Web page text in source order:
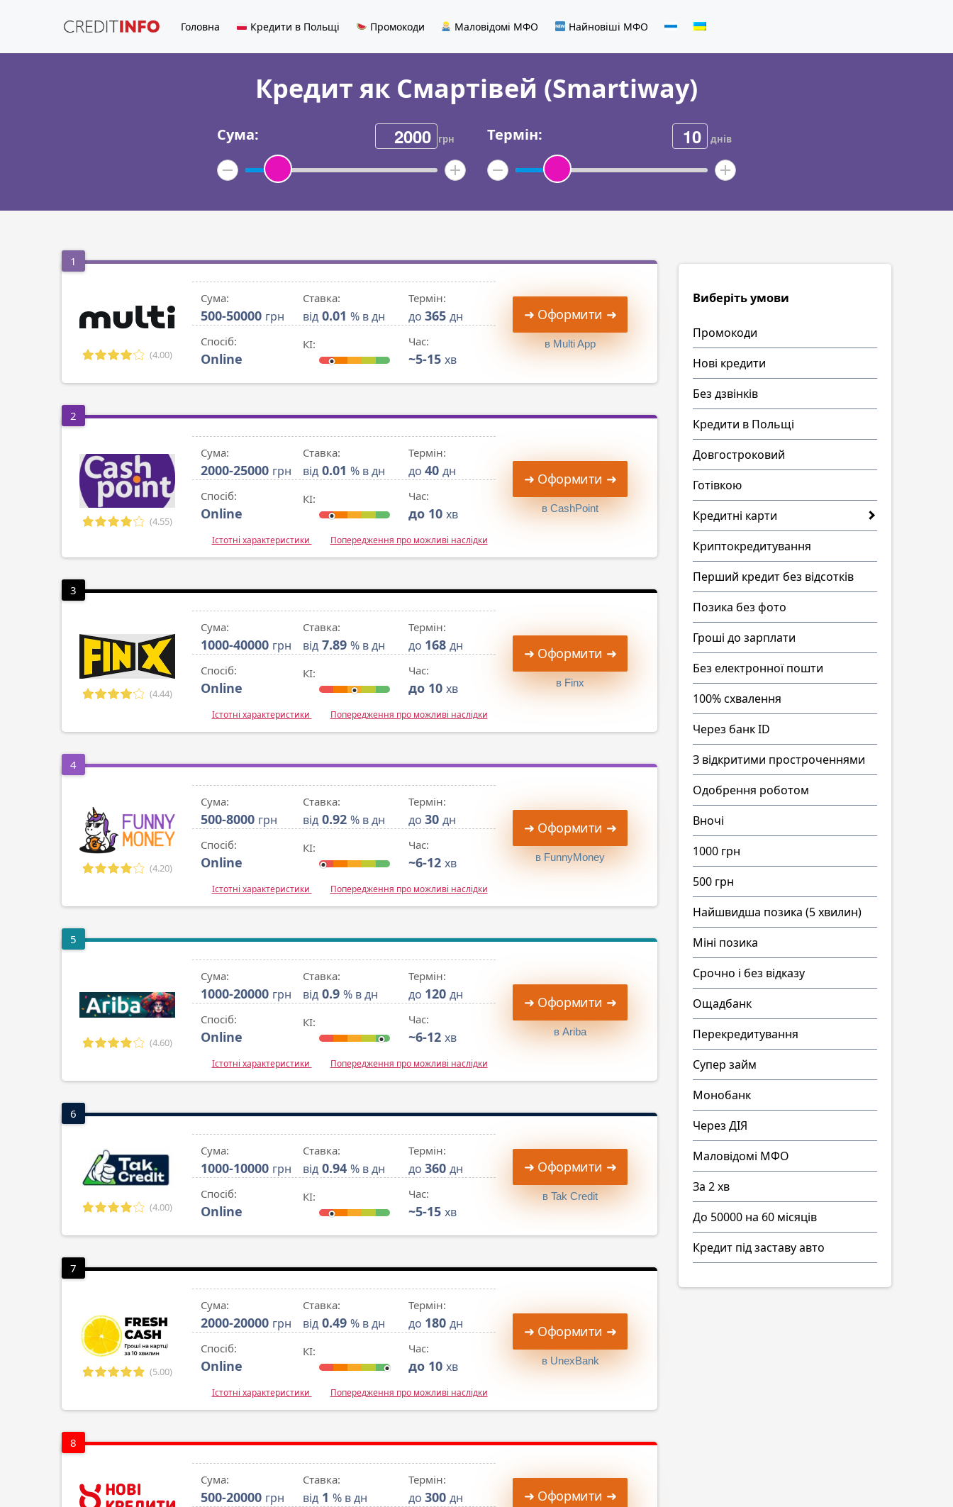
Головна Кредити в Польщі Промокоди Маловідомі МФО Найновіші МФО
Кредит як Смартівей (Smartiway)
грн
Сума: днів
Термін:
Виберіть умови
Промокоди
Нові кредити
Без дзвінків
Кредити в Польщі
Довгостроковий
Готівкою
Кредитні карти
Криптокредитування
Перший кредит без відсотків
Позика без фото
Гроші до зарплати
Без електронної пошти
100% схвалення
Через банк ID
З відкритими простроченнями
Одобрення роботом
Вночі
1000 грн
500 грн
Найшвидша позика (5 хвилин)
Міні позика
Срочно і без відказу
Ощадбанк
Перекредитування
Супер займ
Монобанк
Через ДІЯ
Маловідомі МФО
За 2 хв
До 50000 на 60 місяців
Кредит під заставу авто
1
(4.00)
Сума:
500-50000 грн
Ставка:
від 0.01 % в дн
Термін:
до 365 дн
Спосіб:
Online
КІ: Час:
~5-15 хв
➜ Оформити ➜
в Multi App
2
(4.55)
Сума:
2000-25000 грн
Ставка:
від 0.01 % в дн
Термін:
до 40 дн
Спосіб:
Online
КІ: Час:
до 10 хв
Істотні характеристики Попередження про можливі наслідки
➜ Оформити ➜
в CashPoint
3
(4.44)
Сума:
1000-40000 грн
Ставка:
від 7.89 % в дн
Термін:
до 168 дн
Спосіб:
Online
КІ: Час:
до 10 хв
Істотні характеристики Попередження про можливі наслідки
➜ Оформити ➜
в Finx
4
(4.20)
Сума:
500-8000 грн
Ставка:
від 0.92 % в дн
Термін:
до 30 дн
Спосіб:
Online
КІ: Час:
~6-12 хв
Істотні характеристики Попередження про можливі наслідки
➜ Оформити ➜
в FunnyMoney
5
(4.60)
Сума:
1000-20000 грн
Ставка:
від 0.9 % в дн
Термін:
до 120 дн
Спосіб:
Online
КІ: Час:
~6-12 хв
Істотні характеристики Попередження про можливі наслідки
➜ Оформити ➜
в Ariba
6
(4.00)
Сума:
1000-10000 грн
Ставка:
від 0.94 % в дн
Термін:
до 360 дн
Спосіб:
Online
КІ: Час:
~5-15 хв
➜ Оформити ➜
в Tak Credit
7
(5.00)
Сума:
2000-20000 грн
Ставка:
від 0.49 % в дн
Термін:
до 180 дн
Спосіб:
Online
КІ: Час:
до 10 хв
Істотні характеристики Попередження про можливі наслідки
➜ Оформити ➜
в UnexBank
8
Сума:
500-20000 грн
Ставка:
від 1 % в дн
Термін:
до 300 дн ➜ Оформити ➜